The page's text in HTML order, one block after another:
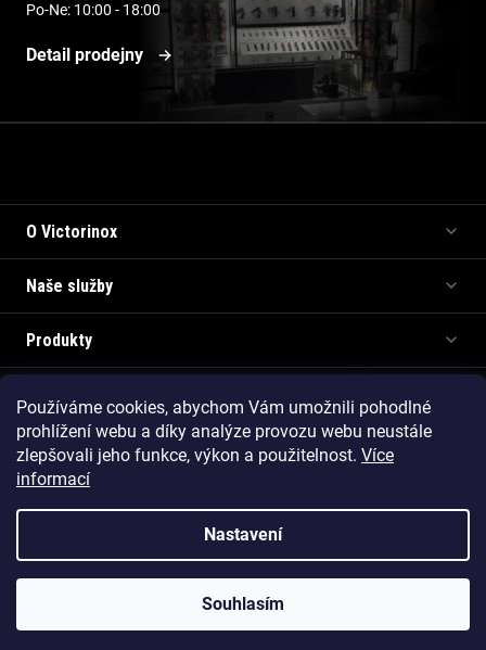
Používáme cookies, abychom Vám umožnili pohodlné
prohlížení webu a díky analýze provozu webu neustále
zlepšovali jeho funkce, výkon a použitelnost. Více
informací
Nastavení
Souhlasím
Po-Ne: 10:00 - 18:00
Detail prodejny
O Victorinox
Naše služby
Produkty
Vytvořil Shoptet Premium
Copyright 2026 Victorinox.cz . Všechna práva vyhrazena.